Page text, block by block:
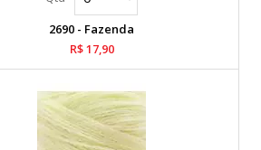
2690 - Fazenda
R$ 17,90